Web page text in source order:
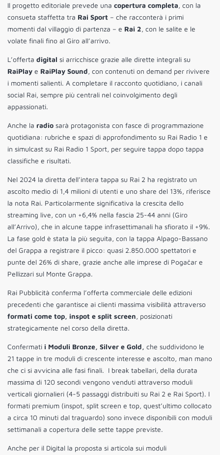
Il progetto editoriale prevede una copertura completa, con la
consueta staffetta tra Rai Sport – che racconterà i primi
momenti dal villaggio di partenza – e Rai 2, con le salite e le
volate finali fino al Giro all’arrivo.
L’offerta digital si arricchisce grazie alle dirette integrali su
RaiPlay e RaiPlay Sound, con contenuti on demand per rivivere
i momenti salienti. A completare il racconto quotidiano, i canali
social Rai, sempre più centrali nel coinvolgimento degli
appassionati.
Anche la radio sarà protagonista con fasce di programmazione
quotidiana: rubriche e spazi di approfondimento su Rai Radio 1 e
in simulcast su Rai Radio 1 Sport, per seguire tappa dopo tappa
classifiche e risultati.
Nel 2024 la diretta dell’intera tappa su Rai 2 ha registrato un
ascolto medio di 1,4 milioni di utenti e uno share del 13%, riferisce
la nota Rai. Particolarmente significativa la crescita dello
streaming live, con un +6,4% nella fascia 25-44 anni (Giro
all’Arrivo), che in alcune tappe infrasettimanali ha sfiorato il +9%.
La fase gold è stata la più seguita, con la tappa Alpago-Bassano
del Grappa a registrare il picco: quasi 2.850.000 spettatori e
punte del 26% di share, grazie anche alle imprese di Pogačar e
Pellizzari sul Monte Grappa.
Rai Pubblicità conferma l’offerta commerciale delle edizioni
precedenti che garantisce ai clienti massima visibilità attraverso
formati come top, inspot e split screen, posizionati
strategicamente nel corso della diretta.
Confermati i Moduli Bronze, Silver e Gold, che suddividono le
21 tappe in tre moduli di crescente interesse e ascolto, man mano
che ci si avvicina alle fasi finali. I break tabellari, della durata
massima di 120 secondi vengono venduti attraverso moduli
verticali giornalieri (4-5 passaggi distribuiti su Rai 2 e Rai Sport). I
formati premium (inspot, split screen e top, quest’ultimo collocato
a circa 10 minuti dal traguardo) sono invece disponibili con moduli
settimanali a copertura delle sette tappe previste.
Anche per il Digital la proposta si articola sui moduli